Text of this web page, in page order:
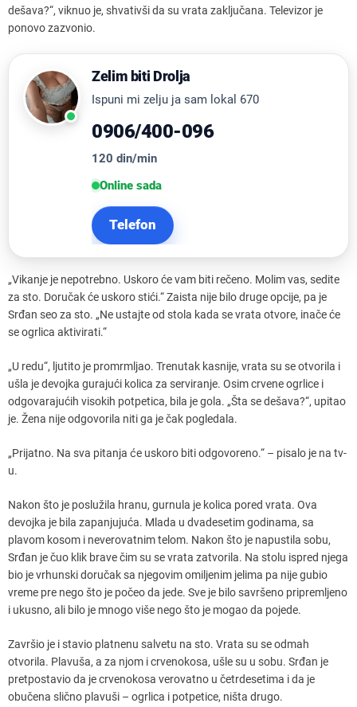
dešava?“, viknuo je, shvativši da su vrata zaključana. Televizor je
ponovo zazvonio.
Zelim biti Drolja
Ispuni mi zelju ja sam lokal 670
0906/400-096
120 din/min
Online sada
Telefon
„Vikanje je nepotrebno. Uskoro će vam biti rečeno. Molim vas, sedite
za sto. Doručak će uskoro stići.“ Zaista nije bilo druge opcije, pa je
Srđan seo za sto. „Ne ustajte od stola kada se vrata otvore, inače će
se ogrlica aktivirati.“
„U redu“, ljutito je promrmljao. Trenutak kasnije, vrata su se otvorila i
ušla je devojka gurajući kolica za serviranje. Osim crvene ogrlice i
odgovarajućih visokih potpetica, bila je gola. „Šta se dešava?“, upitao
je. Žena nije odgovorila niti ga je čak pogledala.
„Prijatno. Na sva pitanja će uskoro biti odgovoreno.“ – pisalo je na tv-
u.
Nakon što je poslužila hranu, gurnula je kolica pored vrata. Ova
devojka je bila zapanjujuća. Mlada u dvadesetim godinama, sa
plavom kosom i neverovatnim telom. Nakon što je napustila sobu,
Srđan je čuo klik brave čim su se vrata zatvorila. Na stolu ispred njega
bio je vrhunski doručak sa njegovim omiljenim jelima pa nije gubio
vreme pre nego što je počeo da jede. Sve je bilo savršeno pripremljeno
i ukusno, ali bilo je mnogo više nego što je mogao da pojede.
Završio je i stavio platnenu salvetu na sto. Vrata su se odmah
otvorila. Plavuša, a za njom i crvenokosa, ušle su u sobu. Srđan je
pretpostavio da je crvenokosa verovatno u četrdesetima i da je
obučena slično plavuši – ogrlica i potpetice, ništa drugo.